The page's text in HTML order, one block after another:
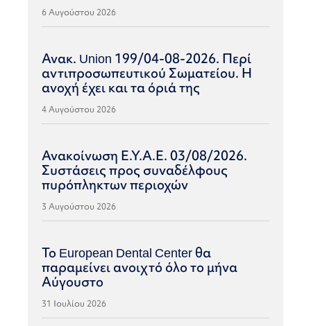
6 Αυγούστου 2026
Ανακ. Union 199/04-08-2026. Περί
αντιπροσωπευτικού Σωματείου. Η
ανοχή έχει και τα όριά της
4 Αυγούστου 2026
Ανακοίνωση Ε.Υ.Α.Ε. 03/08/2026.
Συστάσεις προς συναδέλφους
πυρόπληκτων περιοχών
3 Αυγούστου 2026
Το European Dental Center θα
παραμείνει ανοιχτό όλο το μήνα
Αύγουστο
31 Ιουλίου 2026